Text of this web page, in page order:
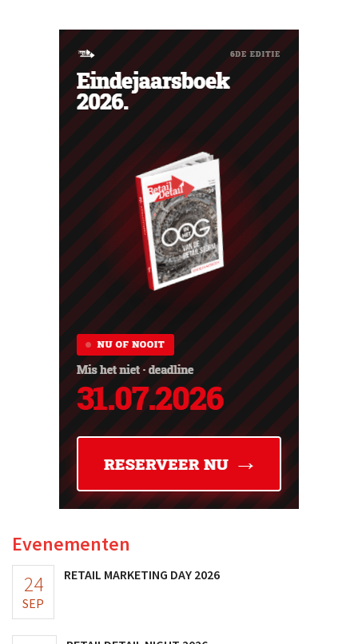
Evenementen
24
SEP
RETAIL MARKETING DAY 2026